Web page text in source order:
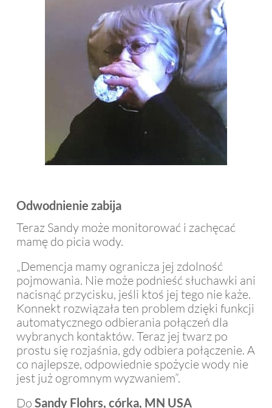
Odwodnienie zabija
Teraz Sandy może monitorować i zachęcać
mamę do picia wody.
„Demencja mamy ogranicza jej zdolność
pojmowania. Nie może podnieść słuchawki ani
nacisnąć przycisku, jeśli ktoś jej tego nie każe.
Konnekt rozwiązała ten problem dzięki funkcji
automatycznego odbierania połączeń dla
wybranych kontaktów. Teraz jej twarz po
prostu się rozjaśnia, gdy odbiera połączenie. A
co najlepsze, odpowiednie spożycie wody nie
jest już ogromnym wyzwaniem”.
Do Sandy Flohrs, córka, MN USA